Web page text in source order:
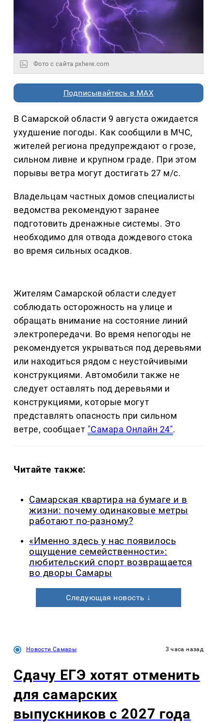
Фото с сайта pxhere.com
Подписывайтесь в MAX
В Самарской области 9 августа ожидается
ухудшение погоды. Как сообщили в МЧС,
жителей региона предупреждают о грозе,
сильном ливне и крупном граде. При этом
порывы ветра могут достигать 27 м/с.
Владельцам частных домов специалисты
ведомства рекомендуют заранее
подготовить дренажные системы. Это
необходимо для отвода дождевого стока
во время сильных осадков.
Жителям Самарской области следует
соблюдать осторожность на улице и
обращать внимание на состояние линий
электропередачи. Во время непогоды не
рекомендуется укрываться под деревьями
или находиться рядом с неустойчивыми
конструкциями. Автомобили также не
следует оставлять под деревьями и
конструкциями, которые могут
представлять опасность при сильном
ветре, сообщает "Самара Онлайн 24".
Читайте также:
Самарская квартира на бумаге и в
жизни: почему одинаковые метры
работают по-разному?
«Именно здесь у нас появилось
ощущение семейственности»:
любительский спорт возвращается
во дворы Самары
Следующая новость ↓
Новости Самары 3 часа назад
Сдачу ЕГЭ хотят отменить
для самарских
выпускников с 2027 года